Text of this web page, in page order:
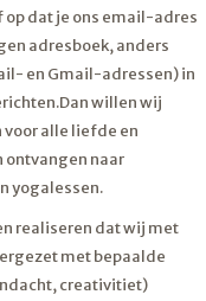
op dat je ons email-adres
adresboek, anders
en Gmail-adressen) in
willen wij
alle liefde en
naar
yogalessen.
realiseren dat wij met
met bepaalde
creativitiet)